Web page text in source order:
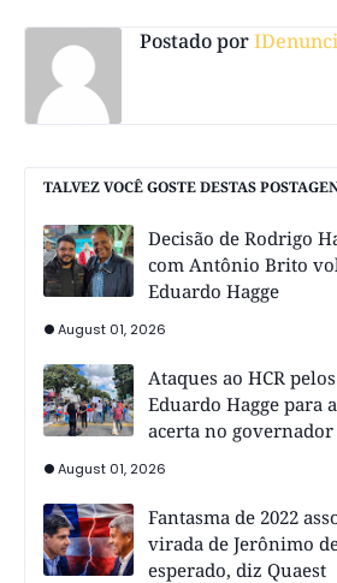
Postado por
TALVEZ VOCÊ GOSTE DESTAS
Decisão de Rodrigo
com Antônio Brito
Eduardo Hagge
August 01, 2026
Ataques ao HCR
Eduardo Hagge para
acerta no governador
August 01, 2026
Fantasma de 2022
virada de Jerônimo
esperado, diz Quaest